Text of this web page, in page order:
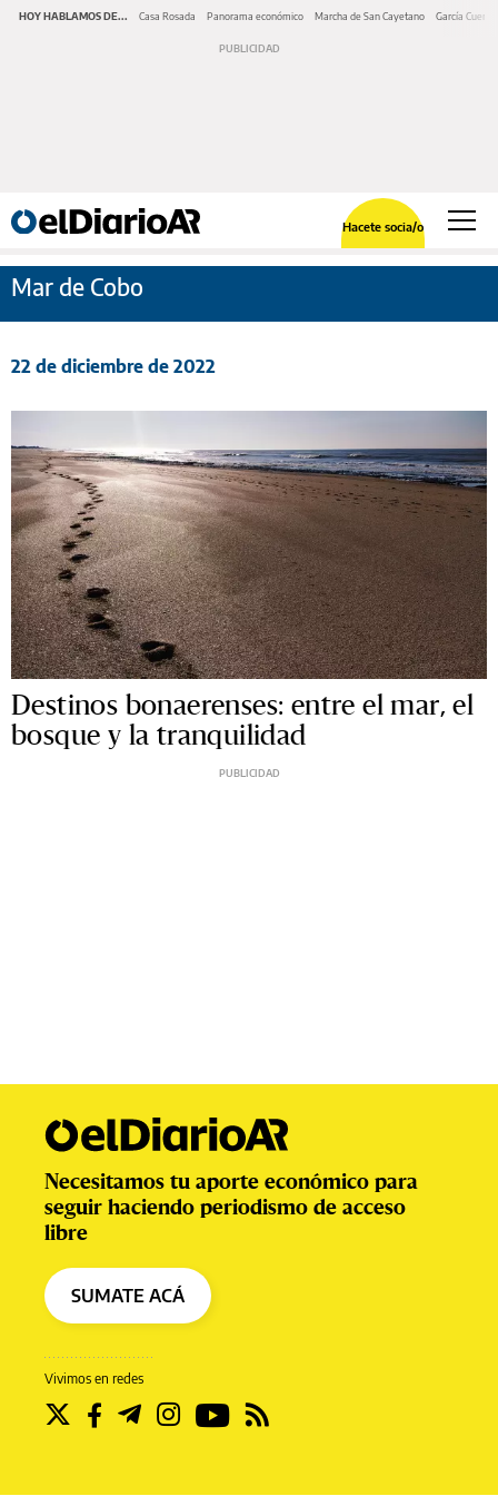
HOY HABLAMOS DE... Casa Rosada Panorama económico Marcha de San Cayetano García Cuerva
Hacete socia/o
Mar de Cobo
22 de diciembre de 2022
Destinos bonaerenses: entre el mar, el
bosque y la tranquilidad
Vivimos en redes
Necesitamos tu aporte económico para
seguir haciendo periodismo de acceso
libre
SUMATE ACÁ